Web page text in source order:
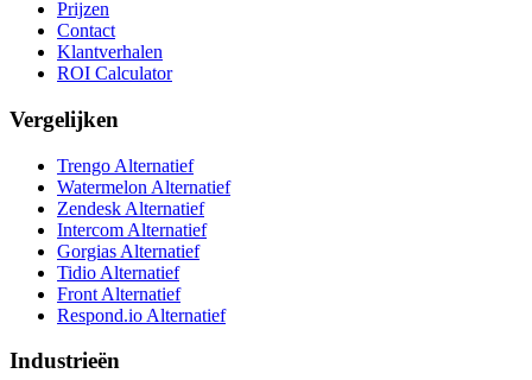
Prijzen
Contact
Klantverhalen
ROI Calculator
Vergelijken
Trengo Alternatief
Watermelon Alternatief
Zendesk Alternatief
Intercom Alternatief
Gorgias Alternatief
Tidio Alternatief
Front Alternatief
Respond.io Alternatief
Industrieën